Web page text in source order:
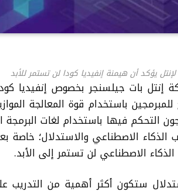
يؤكد أن هيمنة إنفيديا كودا لن تستمر للأبد
إنتل بات جيلسنجر بخصوص إنفيديا
باستخدام قوة المعالجة
التحكم فيها باستخدام لغات
الاصطناعي والاستدلال؛ خاصة
الاصطناعي لن تستمر إلى الأبد.
ستكون أكثر أهمية من التدريب